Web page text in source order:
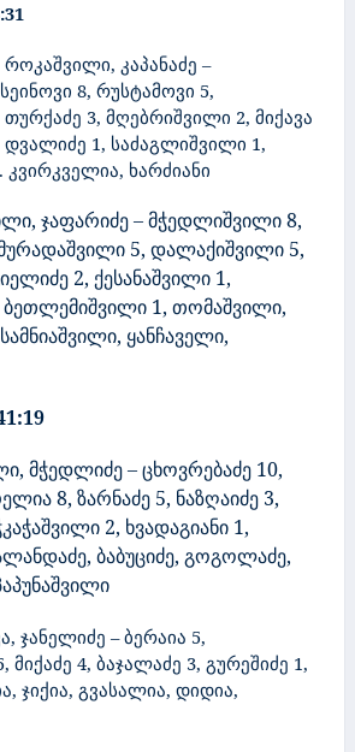
კაპანაძე –
8, რუსტამოვი 5,
თურქაძე 3, მღებრიშვილი 2, მიქავა
1, საძაგლიშვილი 1,
ხარძიანი
ჯაფარიძე – მჭედლიშვილი 8,
5, დალაქიშვილი 5,
2, ქესანაშვილი 1,
ბეთლემიშვილი 1, თომაშვილი,
ყანჩაველი,
მჭედლიძე – ცხოვრებაძე 10,
8, ზარნაძე 5, ნაზღაიძე 3,
2, ხვადაგიანი 1,
ბაბუციძე, გოგოლაძე,
ჯანელიძე – ბერაია 5,
4, ბაჯალაძე 3, გურეშიძე 1,
ჯიქია, გვასალია, დიდია,